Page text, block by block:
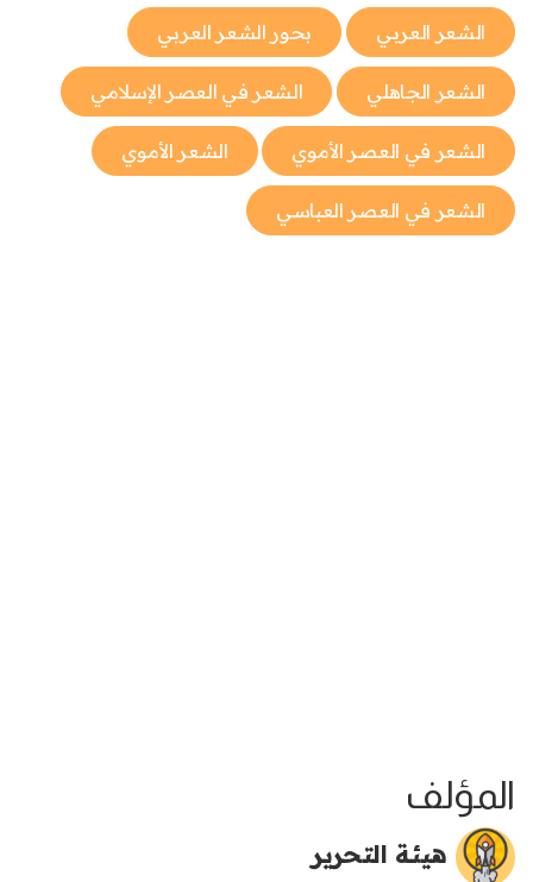
الشعر العربي بحور الشعر العربي
الشعر الجاهلي الشعر في العصر الإسلامي
الشعر في العصر الأموي الشعر الأموي
الشعر في العصر العباسي
المؤلف
هيئة التحرير